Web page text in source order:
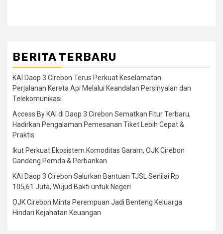
BERITA TERBARU
KAI Daop 3 Cirebon Terus Perkuat Keselamatan
Perjalanan Kereta Api Melalui Keandalan Persinyalan dan
Telekomunikasi
Access By KAI di Daop 3 Cirebon Sematkan Fitur Terbaru,
Hadirkan Pengalaman Pemesanan Tiket Lebih Cepat &
Praktis
Ikut Perkuat Ekosistem Komoditas Garam, OJK Cirebon
Gandeng Pemda & Perbankan
KAI Daop 3 Cirebon Salurkan Bantuan TJSL Senilai Rp
105,61 Juta, Wujud Bakti untuk Negeri
OJK Cirebon Minta Perempuan Jadi Benteng Keluarga
Hindari Kejahatan Keuangan